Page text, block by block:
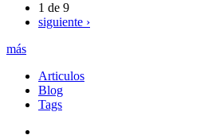
1 de 9
siguiente ›
más
Articulos
Blog
Tags